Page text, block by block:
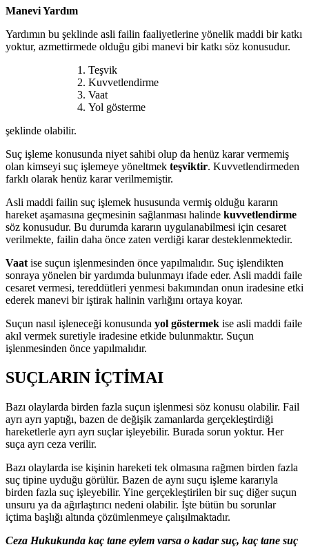
Manevi Yardım
Yardımın bu şeklinde asli failin faaliyetlerine yönelik maddi bir katkı
yoktur, azmettirmede olduğu gibi manevi bir katkı söz konusudur.
Teşvik
Kuvvetlendirme
Vaat
Yol gösterme
şeklinde olabilir.
Suç işleme konusunda niyet sahibi olup da henüz karar vermemiş
olan kimseyi suç işlemeye yöneltmek teşviktir. Kuvvetlendirmeden
farklı olarak henüz karar verilmemiştir.
Asli maddi failin suç işlemek hususunda vermiş olduğu kararın
hareket aşamasına geçmesinin sağlanması halinde kuvvetlendirme
söz konusudur. Bu durumda kararın uygulanabilmesi için cesaret
verilmekte, failin daha önce zaten verdiği karar desteklenmektedir.
Vaat ise suçun işlenmesinden önce yapılmalıdır. Suç işlendikten
sonraya yönelen bir yardımda bulunmayı ifade eder. Asli maddi faile
cesaret vermesi, tereddütleri yenmesi bakımından onun iradesine etki
ederek manevi bir iştirak halinin varlığını ortaya koyar.
Suçun nasıl işleneceği konusunda yol göstermek ise asli maddi faile
akıl vermek suretiyle iradesine etkide bulunmaktır. Suçun
işlenmesinden önce yapılmalıdır.
SUÇLARIN İÇTİMAI
Bazı olaylarda birden fazla suçun işlenmesi söz konusu olabilir. Fail
ayrı ayrı yaptığı, bazen de değişik zamanlarda gerçekleştirdiği
hareketlerle ayrı ayrı suçlar işleyebilir. Burada sorun yoktur. Her
suça ayrı ceza verilir.
Bazı olaylarda ise kişinin hareketi tek olmasına rağmen birden fazla
suç tipine uyduğu görülür. Bazen de aynı suçu işleme kararıyla
birden fazla suç işleyebilir. Yine gerçekleştirilen bir suç diğer suçun
unsuru ya da ağırlaştırıcı nedeni olabilir. İşte bütün bu sorunlar
içtima başlığı altında çözümlenmeye çalışılmaktadır.
Ceza Hukukunda kaç tane eylem varsa o kadar suç, kaç tane suç